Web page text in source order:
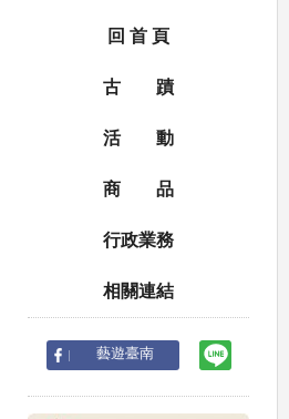
回 首 頁
古 蹟
活 動
商 品
行政業務
相關連結
藝遊臺南